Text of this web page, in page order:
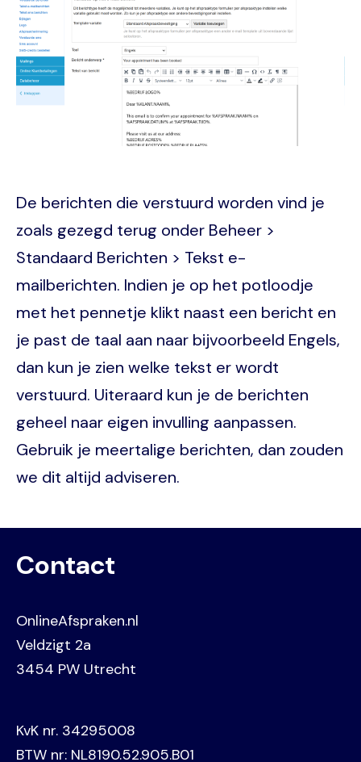
De berichten die verstuurd worden vind je
zoals gezegd terug onder Beheer >
Standaard Berichten > Tekst e-
mailberichten. Indien je op het potloodje
met het pennetje klikt naast een bericht en
je past de taal aan naar bijvoorbeeld Engels,
dan kun je zien welke tekst er wordt
verstuurd. Uiteraard kun je de berichten
geheel naar eigen invulling aanpassen.
Gebruik je meertalige berichten, dan zouden
we dit altijd adviseren.
Contact
OnlineAfspraken.nl
Veldzigt 2a
3454 PW Utrecht
KvK nr. 34295008
BTW nr: NL8190.52.905.B01